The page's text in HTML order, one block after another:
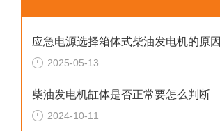
应急电源选择箱体式柴油发电机的原因
2025-05-13
柴油发电机缸体是否正常要怎么判断
2024-10-11